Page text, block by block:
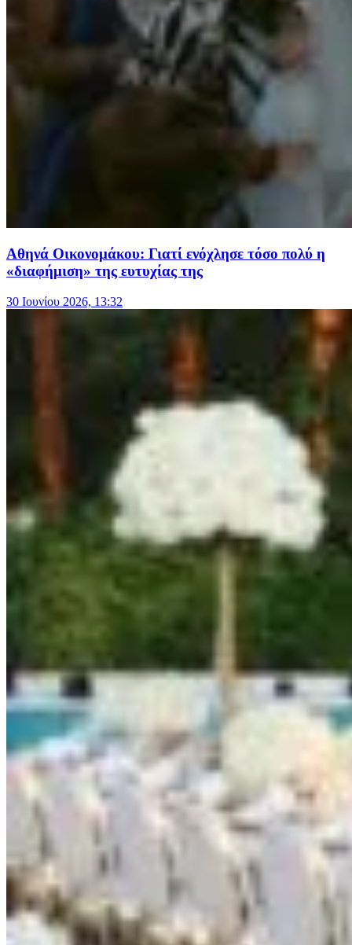
Αθηνά Οικονομάκου: Γιατί ενόχλησε τόσο πολύ η
«διαφήμιση» της ευτυχίας της
30 Ιουνίου 2026, 13:32